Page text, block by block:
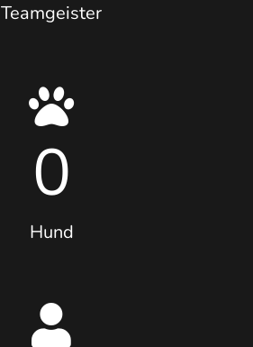
Teamgeister
0
Hund